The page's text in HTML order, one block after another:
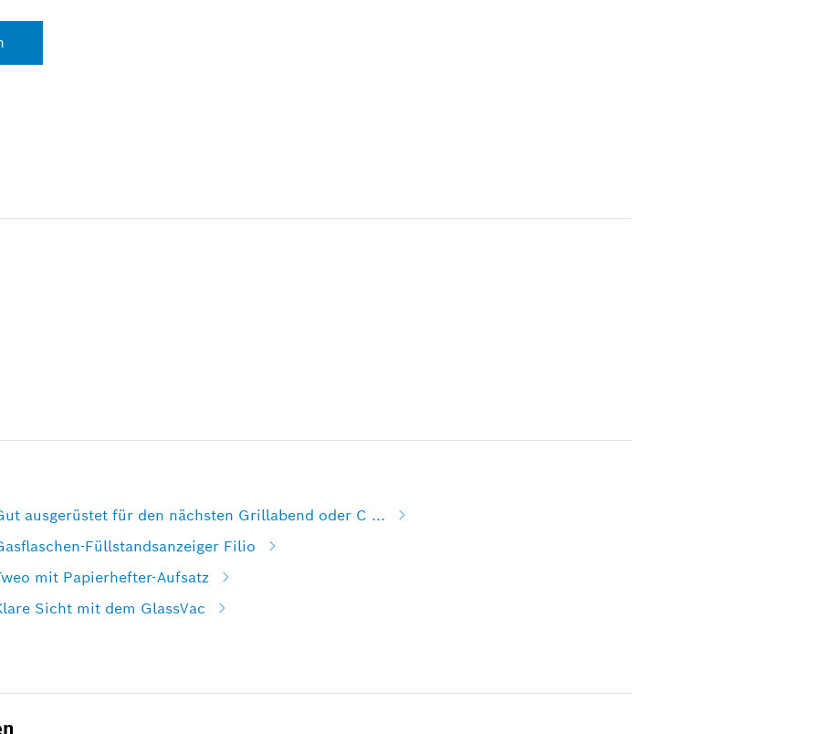
ausgerüstet für den nächsten Grillabend oder C ...
Füllstandsanzeiger Filio
mit Papierhefter-Aufsatz
Sicht mit dem GlassVac